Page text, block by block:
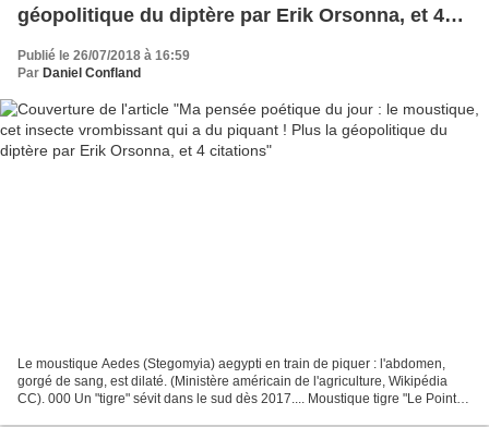
géopolitique du diptère par Erik Orsonna, et 4
Publié le 26/07/2018 à 16:59
Par Daniel Confland
Le moustique Aedes (Stegomyia) aegypti en train de piquer : l'abdomen,
gorgé de sang, est dilaté. (Ministère américain de l'agriculture, Wikipédia
CC). 000 Un "tigre" sévit dans le sud dès 2017.... Moustique tigre "Le Point"